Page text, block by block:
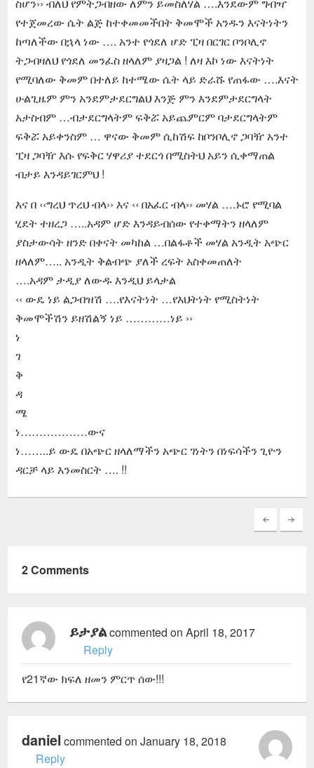
የተጀመረው ሴት ልጅ ከተቀመመችበት ቅመሞች አንዱን እናትነትን
ከጣለችው በኋላ ነው …. አንተ የጎደለ ሆድ ፒዛ በርገር ቦንቦሊኖ
ትጋብዛለህ የጎደለ መንፈስ ዘላለም ያዛጋል ! ለዛ እኮ ነው እናትነት
የሚባለው ቅመም በተለይ ከተሜው ሴት ላይ ድራሹ የጠፋው ….እናት
ሁልጊዜም ምን አንደምታደርግልህ እንጅ ምን እንደምታደርግላት
አታስብም …ብታደርግላትም ፍቅሯ አይጨምርም ባታደርግላትም
ፍቅሯ አይቀንስም … ዋናው ቅመም ሲከሽፍ ከቦንቦሊኖ ጋባዥ አንተ
ፒዛ ጋባዥ እሱ የፍቅር ሃዋሪያ ተደርጎ በሚስትህ አይን ሲቀማጠል
ብታይ እንዳይገርምህ !
እና በ ‹‹ግረህ ጥረህ ብላ›› እና ‹‹ በአፈር ብላ›› መሃል ….ኑሮ የሚባል
ሂደት ተዘረጋ …..አዳም ሆድ እንዳይብሰው የተቀማትን ዘላለም
ያስታውሳት ዘንድ በቀናት መካከል …በልፋቶች መሃል አንዲት አጭር
ዘላለም….. አንዲት ቅልብጭ ያለች ረፍት አስቀመጠለት
….አዳም ታዲያ ለውዱ እንዲህ ይላታል
‹‹ ውዴ ነይ ልጋብዝሽ ….የእናትነት …የእህትነት የሚስትነት
ቅመሞችሽን ይዘሽልኝ ነይ …………ነይ ››
ነ
ገ
ቅ
ዳ
ሜ
ነ………………ውና
ነ……..ይ ውዴ በአጭር ዘላለማችን አጭር ገነትን በነፍሳችን ጊዮን
ዳርቻ ላይ እንመስርት …. !!
2 Comments
ይታያልcommented on April 18, 2017
Reply
የ21ኛው ክፍለ ዘመን ምርጥ ሰው!!!
daniel commented on January 18, 2018
Reply